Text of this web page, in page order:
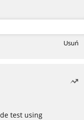
Usuń
test using